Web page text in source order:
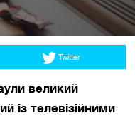
Twitter
великий
із телевізійними